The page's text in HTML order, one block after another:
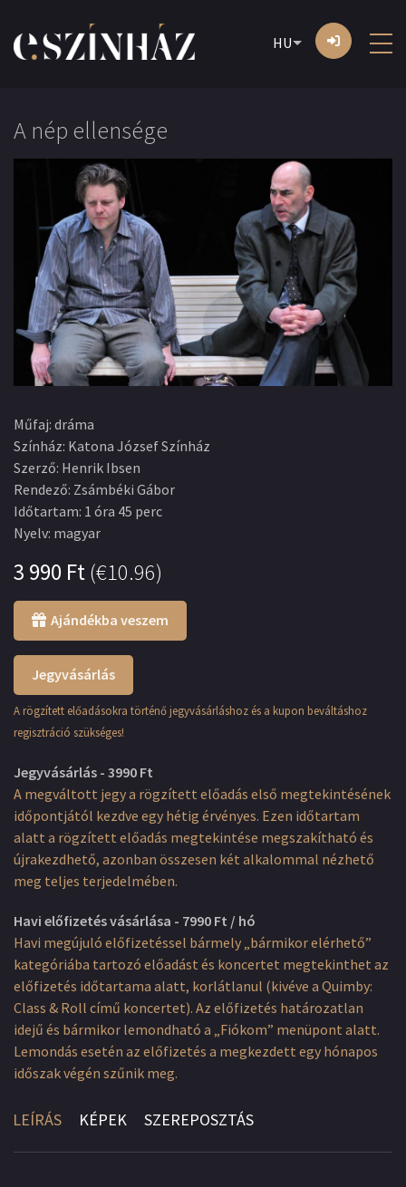
HU
A nép ellensége
Műfaj: dráma
Színház: Katona József Színház
Szerző: Henrik Ibsen
Rendező: Zsámbéki Gábor
Időtartam: 1 óra 45 perc
Nyelv: magyar
3 990 Ft(€10.96)
Ajándékba veszem
Jegyvásárlás
A rögzített előadásokra történő jegyvásárláshoz és a kupon beváltáshoz
regisztráció szükséges!
Jegyvásárlás - 3990 Ft
A megváltott jegy a rögzített előadás első megtekintésének
időpontjától kezdve egy hétig érvényes. Ezen időtartam
alatt a rögzített előadás megtekintése megszakítható és
újrakezdhető, azonban összesen két alkalommal nézhető
meg teljes terjedelmében.
Havi előfizetés vásárlása - 7990 Ft / hó
Havi megújuló előfizetéssel bármely „bármikor elérhető”
kategóriába tartozó előadást és koncertet megtekinthet az
előfizetés időtartama alatt, korlátlanul (kivéve a Quimby:
Class & Roll című koncertet). Az előfizetés határozatlan
idejű és bármikor lemondható a „Fiókom” menüpont alatt.
Lemondás esetén az előfizetés a megkezdett egy hónapos
időszak végén szűnik meg.
LEÍRÁS KÉPEK SZEREPOSZTÁS